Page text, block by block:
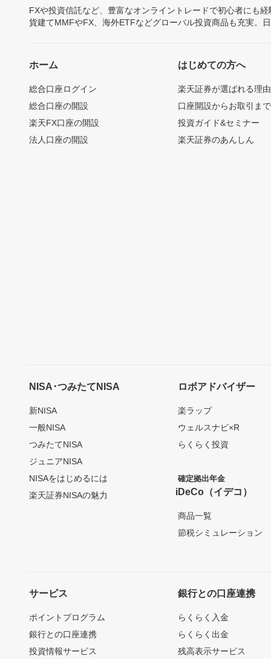
FXや投資信託など、豊富なオンライントレードで初心者にも
貨建てMMFやFX、海外ETFなどグローバル投資商品も充実。
ホーム
総合口座ログイン
総合口座の開設
楽天FX口座の開設
法人口座の開設
はじめての方へ
楽天証券が選ばれる理由
口座開設からお取引ま
投資ガイド&セミナー
楽天証券のあんしん
NISA･つみたてNISA
新NISA
一般NISA
つみたてNISA
ジュニアNISA
NISAをはじめるには
楽天証券NISAの魅力
ロボアドバイザー
楽ラップ
ウェルスナビ×R
らくらく投資
確定拠出年金
iDeCo（イデコ）
商品一覧
節税シミュレーション
サービス
ポイントプログラム
銀行との口座連携
投資情報サービス
銀行との口座連携
らくらく入金
らくらく出金
残高表示サービス